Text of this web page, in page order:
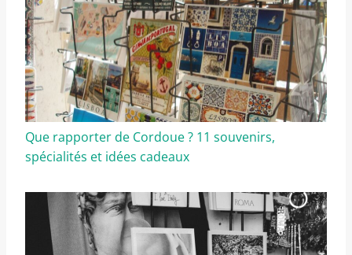
Que rapporter de Cordoue ? 11 souvenirs,
spécialités et idées cadeaux